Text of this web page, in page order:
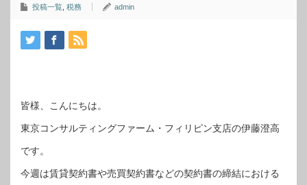
投稿一覧 税務 admin
皆様、こんにちは。
東京コンサルティングファーム・フィリピン支店の伊藤澄高
です。
今週は賃貸契約書や売買契約書などの契約書の締結における